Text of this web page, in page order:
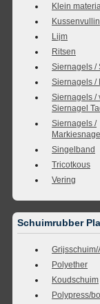
Klein
Lijm
Ritsen
Siernagels /
Siernagels /
Siernagels /
Siernagel
Siernagels /
Singelband
Tricotkous
Vering
Schuimrubber
Grijsschuim/
Polyether
Koudschuim
Polypress/